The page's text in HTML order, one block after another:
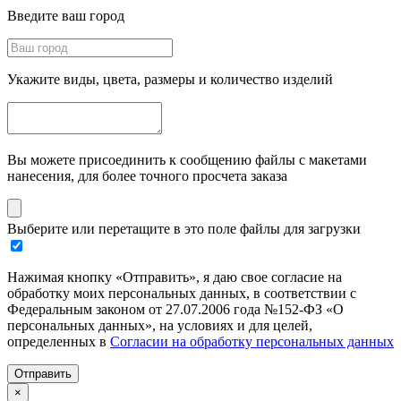
Введите ваш город
Укажите виды, цвета, размеры и количество изделий
Вы можете присоединить к сообщению файлы с макетами
нанесения, для более точного просчета заказа
Выберите или перетащите в это поле файлы для загрузки
Нажимая кнопку «Отправить», я даю свое согласие на
обработку моих персональных данных, в соответствии с
Федеральным законом от 27.07.2006 года №152-ФЗ «О
персональных данных», на условиях и для целей,
определенных в Согласии на обработку персональных данных
Отправить
×